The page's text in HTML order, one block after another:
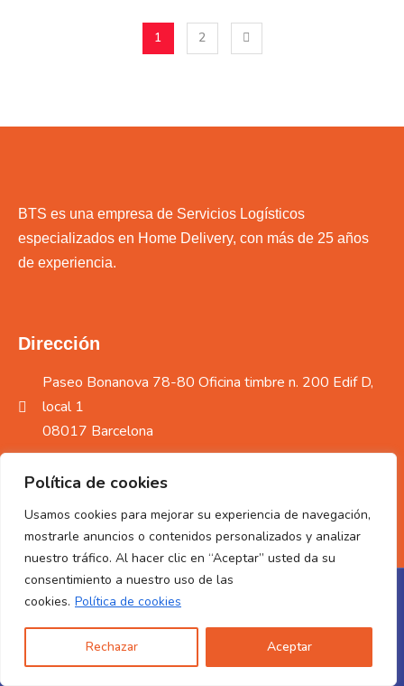
Política de cookies
Usamos cookies para mejorar su experiencia de navegación,
mostrarle anuncios o contenidos personalizados y analizar
nuestro tráfico. Al hacer clic en “Aceptar” usted da su
consentimiento a nuestro uso de las
cookies. Política de cookies
Rechazar Aceptar
1 2
BTS es una empresa de Servicios Logísticos
especializados en Home Delivery, con más de 25 años
de experiencia.
Dirección
Paseo Bonanova 78-80 Oficina timbre n. 200 Edif D,
local 1
08017 Barcelona
93 368 70 38
gestion-bts@betese.es
© BETESE Gestión de Servicios de Almacenajes y Portes S.L.
Aviso Legal–Política de calidad y medio ambiente –Política
de seguridad alimentaria
– Política de cookies